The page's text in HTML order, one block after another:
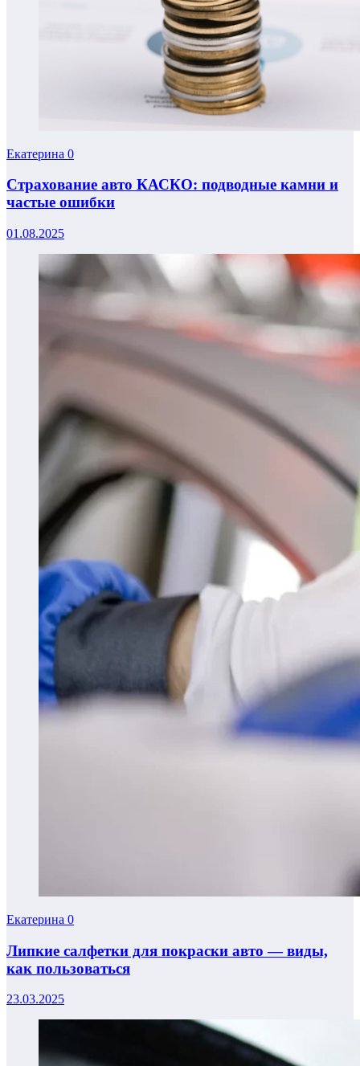
Екатерина 0
Страхование авто КАСКО: подводные камни и
частые ошибки
01.08.2025
Екатерина 0
Липкие салфетки для покраски авто — виды,
как пользоваться
23.03.2025